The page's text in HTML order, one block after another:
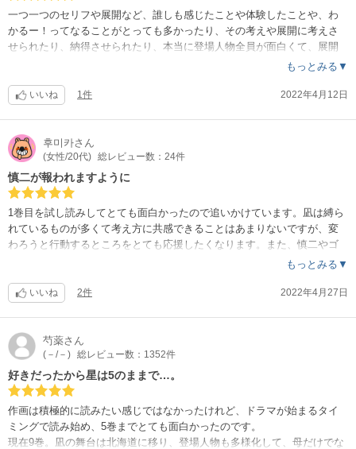
一つ一つのセリフや展開など、誰しも感じたことや体験したことや、わ
かるー！ってなることがとっても多かったり、その考えや展開に考えさ
せられたり、納得させられたり、本当に登場人物全員が面白くて、展開
にストーリーに飽きることがないです。どんどん変わっていく主人公に
もっとみる▼
いいね 1件 2022年4月12日
후미카さん
(女性/20代) 総レビュー数：24件
慎二が報われますように
1巻目を試し読みしてとても面白かったので追いかけています。凪は縛ら
れているものが多くて考え方に共感できることはあまりないですが、変
わろうと行動するところをとても応援したくなります。また、慎二やゴ
ンとの恋の行方も気になります！素直になれない小3男子の慎二がんばれ
もっとみる▼
いいね 2件 2022年4月27日
芍薬さん
(－/－) 総レビュー数：1352件
好きだったから星は5のままで…。
作画は積極的に読みたい感じではなかったけれど、ドラマが始まるタイ
ミングで読み始め、5巻までとても面白かったのです。
現在9巻。凪の舞台は北海道に移り、登場人物も多様化して、母だけでな